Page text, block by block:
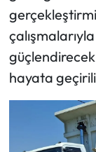
güçlendirecek
hayata